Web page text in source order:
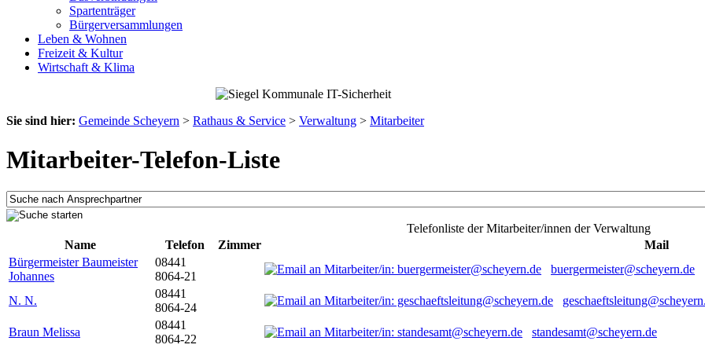
Spartenträger
Bürgerversammlungen
Leben & Wohnen
Freizeit & Kultur
Wirtschaft & Klima
Sie sind hier: Gemeinde Scheyern > Rathaus & Service > Verwaltung > Mitarbeiter
Mitarbeiter-Telefon-Liste
Telefonliste der Mitarbeiter/innen der Verwaltung
Name
Telefon Zimmer
Mail
Bürgermeister Baumeister
Johannes
08441
8064-21
buergermeister@scheyern.de
N. N.
08441
8064-24
Braun Melissa
08441
8064-22
standesamt@scheyern.de